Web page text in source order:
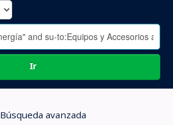
Ir
Búsqueda avanzada